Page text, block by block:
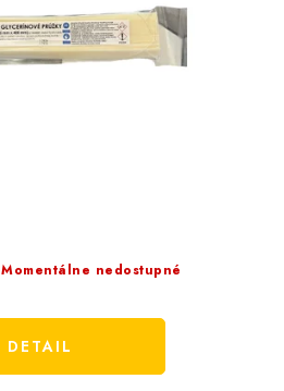
Momentálne nedostupné
DETAIL